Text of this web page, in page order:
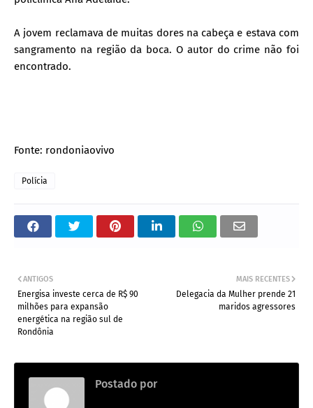
A jovem reclamava de muitas dores na cabeça e estava com
sangramento na região da boca. O autor do crime não foi
encontrado.
Fonte: rondoniaovivo
Polícia
MAIS RECENTES
Delegacia da Mulher prende 21
maridos agressores
ANTIGOS
Energisa investe cerca de R$ 90
milhões para expansão
energética na região sul de
Rondônia
Postado por